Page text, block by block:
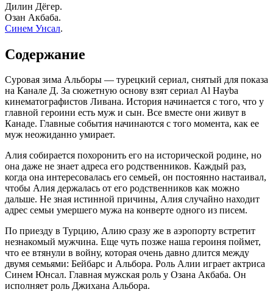
Дилин Дёгер.
Озан Акбаба.
Синем Унсал.
Содержание
Суровая зима Альборы — турецкий сериал, снятый для показа
на Канале Д. За сюжетную основу взят сериал Al Hayba
кинематографистов Ливана. История начинается с того, что у
главной героини есть муж и сын. Все вместе они живут в
Канаде. Главные события начинаются с того момента, как ее
муж неожиданно умирает.
Алия собирается похоронить его на исторической родине, но
она даже не знает адреса его родственников. Каждый раз,
когда она интересовалась его семьей, он постоянно настаивал,
чтобы Алия держалась от его родственников как можно
дальше. Не зная истинной причины, Алия случайно находит
адрес семьи умершего мужа на конверте одного из писем.
По приезду в Турцию, Алию сразу же в аэропорту встретит
незнакомый мужчина. Еще чуть позже наша героиня поймет,
что ее втянули в войну, которая очень давно длится между
двумя семьями: Бейбарс и Альбора. Роль Алии играет актриса
Синем Юнсал. Главная мужская роль у Озана Акбаба. Он
исполняет роль Джихана Альбора.